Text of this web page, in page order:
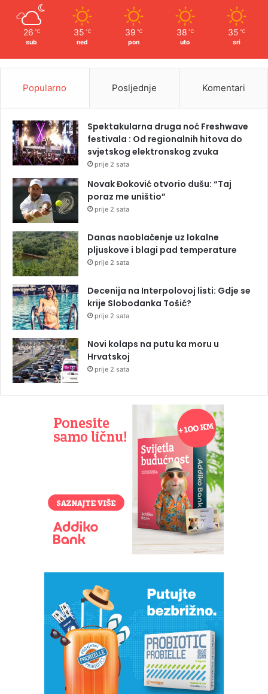
26 ℃
sub
35 ℃
ned
39 ℃
pon
38 ℃
uto
35 ℃
sri
Popularno Posljednje Komentari
Spektakularna druga noć Freshwave
festivala : Od regionalnih hitova do
svjetskog elektronskog zvuka
prije 2 sata
Novak Đoković otvorio dušu: “Taj
poraz me uništio”
prije 2 sata
Danas naoblačenje uz lokalne
pljuskove i blagi pad temperature
prije 2 sata
Decenija na Interpolovoj listi: Gdje se
krije Slobodanka Tošić?
prije 2 sata
Novi kolaps na putu ka moru u
Hrvatskoj
prije 2 sata